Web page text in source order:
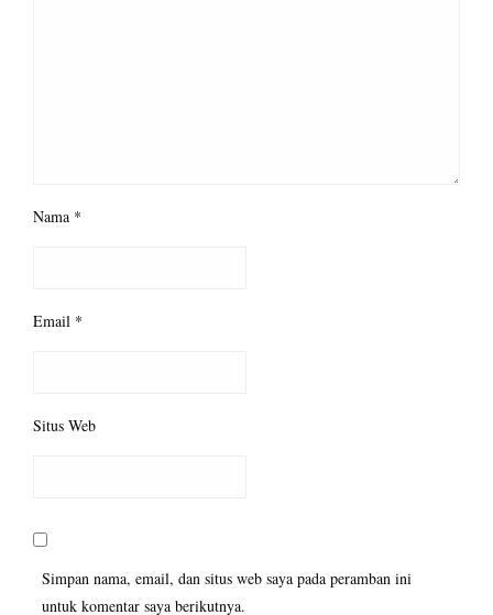
Nama *
Email *
Situs Web
Simpan nama, email, dan situs web saya pada peramban ini
untuk komentar saya berikutnya.